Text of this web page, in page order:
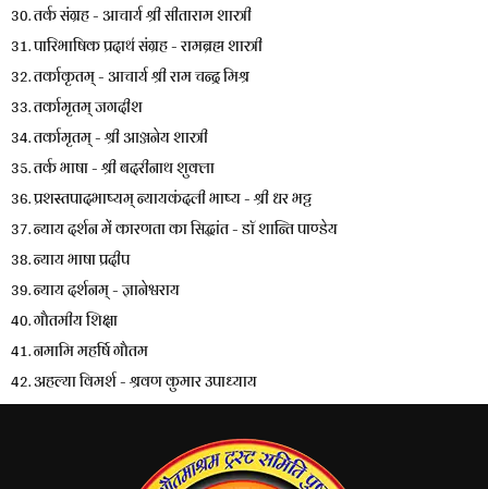
30. तर्क संग्रह - आचार्य श्री सीताराम शास्त्री
31. पारिभाषिक प्रदाथ॔ संग्रह - रामब्रह्म शास्त्री
32. तर्काकृतम् - आचार्य श्री राम चन्द्र मिश्र
33. तर्कामृतम् जगदीश
34. तर्कामृतम् - श्री आञ्जनेय शास्त्री
35. तर्क भाषा - श्री बदरीनाथ शुक्ला
36. प्रशस्तपादभाष्यम् न्यायकंदली भाष्य - श्री धर भट्ट
37. न्याय दर्शन में कारणता का सिद्धांत - डाॅ शान्ति पाण्डेय
38. न्याय भाषा प्रदीप
39. न्याय दर्शनम् - ज्ञानेश्वराय
40. गौतमीय शिक्षा
41. नमामि महर्षि गौतम
42. अहल्या विमर्श - श्रवण कुमार उपाध्याय